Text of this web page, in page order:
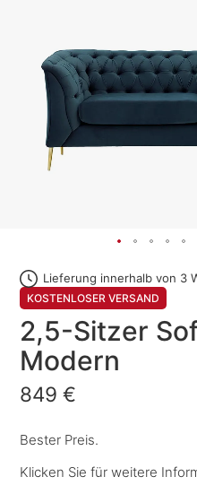
Lieferung innerhalb von 3
KOSTENLOSER VERSAND
2,5-Sitzer
Modern
849 €
Bester Preis.
Klicken Sie für weitere